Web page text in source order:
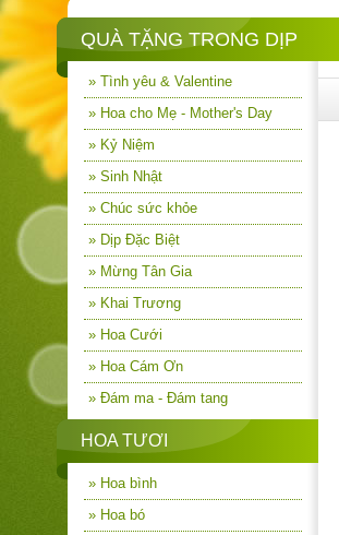
QUÀ TẶNG TRONG DỊP
» Tình yêu & Valentine
» Hoa cho Mẹ - Mother's Day
» Kỷ Niệm
» Sinh Nhật
» Chúc sức khỏe
» Dịp Đặc Biệt
» Mừng Tân Gia
» Khai Trương
» Hoa Cưới
» Hoa Cám Ơn
» Đám ma - Đám tang
HOA TƯƠI
» Hoa bình
» Hoa bó